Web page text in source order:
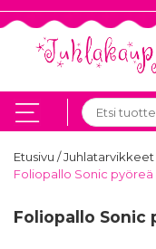
Etusivu /Juhlatarvikkeet
Foliopallo Sonic pyöreä
Foliopallo Sonic